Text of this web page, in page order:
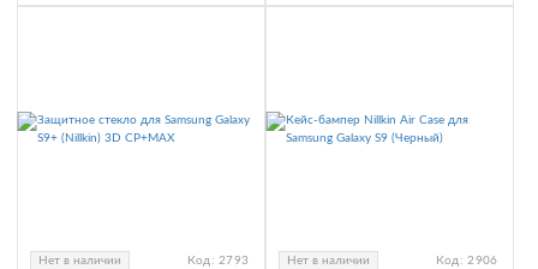
Нет в наличии Код: 2793 Нет в наличии Код: 2906